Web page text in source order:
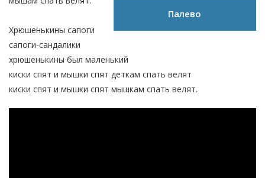
Палево
Хрюшенькины сапоги
сапоги-сандалики
хрюшенькины был маленький
киски спят и мышки спят деткам спать велят
киски спят и мышки спят мышкам спать велят.